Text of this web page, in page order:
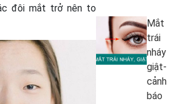
đôi mắt trở nên to
Mắt
trái
nháy
giật-
cảnh
báo